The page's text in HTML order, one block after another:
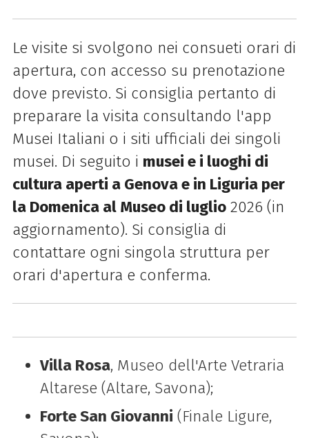
Le visite si svolgono nei consueti orari di
apertura, con accesso su prenotazione
dove previsto. Si consiglia pertanto di
preparare la visita consultando l'app
Musei Italiani o i siti ufficiali dei singoli
musei. Di seguito i musei e i luoghi di
cultura aperti a Genova e in Liguria per
la Domenica al Museo di luglio2026 (in
aggiornamento). Si consiglia di
contattare ogni singola struttura per
orari d'apertura e conferma.
Villa Rosa, Museo dell'Arte Vetraria
Altarese (Altare, Savona);
Forte San Giovanni (Finale Ligure,